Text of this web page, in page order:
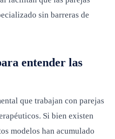
sin barreras de
entender las
que trabajan con parejas
Si bien existen
modelos han acumulado